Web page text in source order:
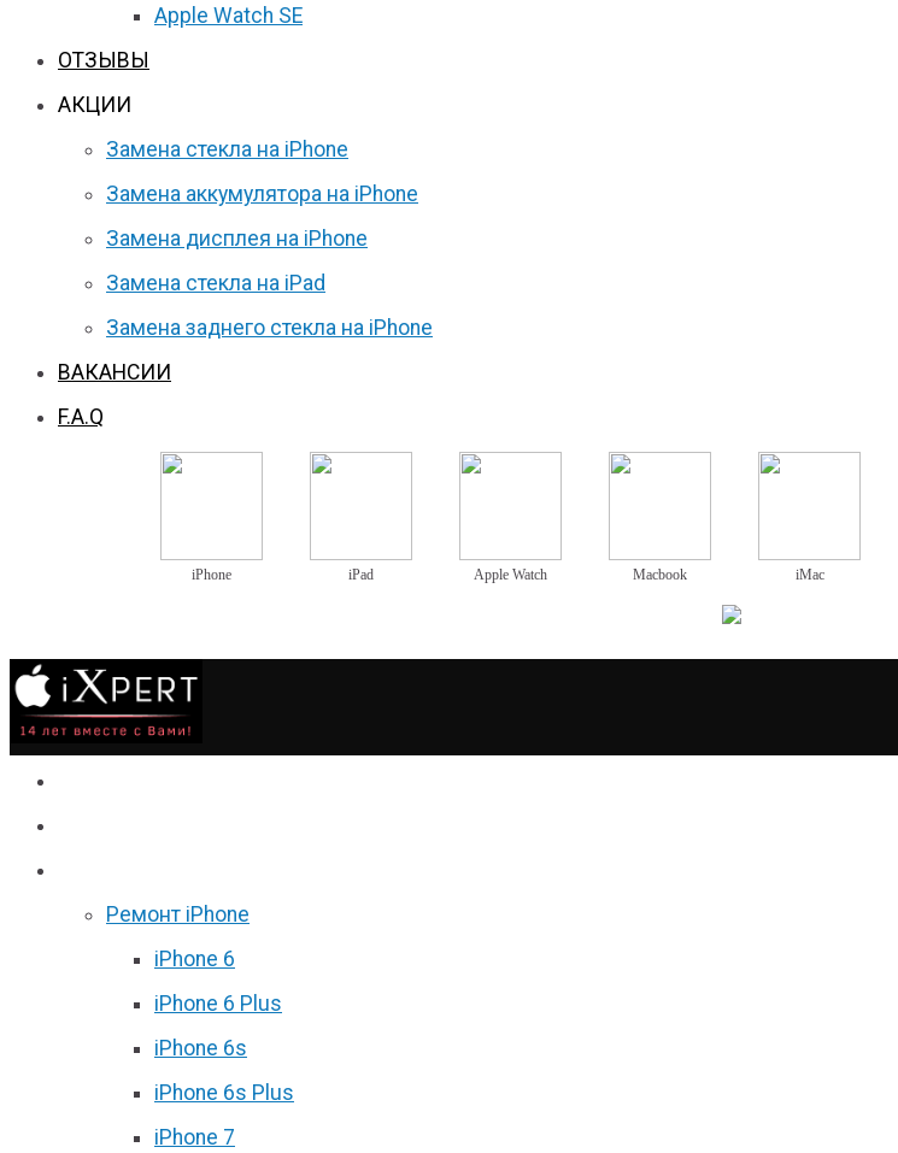
Apple Watch SE
ОТЗЫВЫ
АКЦИИ
Замена стекла на iPhone
Замена аккумулятора на iPhone
Замена дисплея на iPhone
Замена стекла на iPad
Замена заднего стекла на iPhone
ВАКАНСИИ
F.A.Q
iPhone iPad Apple Watch Macbook iMac
Ремонт iPhone
iPhone 6
iPhone 6 Plus
iPhone 6s
iPhone 6s Plus
iPhone 7